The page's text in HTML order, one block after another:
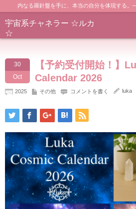
内なる羅針盤を手に、本当の自分を体現する。
宇宙系チャネラー ☆ルカ
☆
30
Oct
【予約受付開始！】
Calendar 2026
2025 その他 コメントを書く luka